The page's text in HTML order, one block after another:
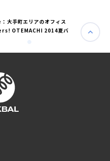
POLICY
手町エリアのオフィス
OTEMACHI 2014夏バ